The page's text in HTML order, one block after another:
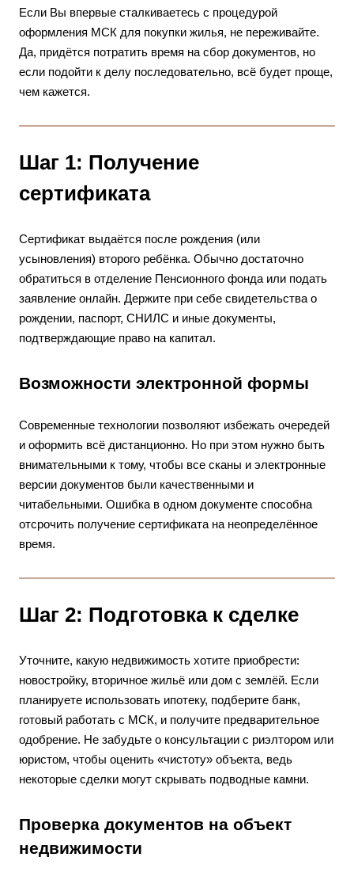
Если Вы впервые сталкиваетесь с процедурой
оформления МСК для покупки жилья, не переживайте.
Да, придётся потратить время на сбор документов, но
если подойти к делу последовательно, всё будет проще,
чем кажется.
Шаг 1: Получение
сертификата
Сертификат выдаётся после рождения (или
усыновления) второго ребёнка. Обычно достаточно
обратиться в отделение Пенсионного фонда или подать
заявление онлайн. Держите при себе свидетельства о
рождении, паспорт, СНИЛС и иные документы,
подтверждающие право на капитал.
Возможности электронной формы
Современные технологии позволяют избежать очередей
и оформить всё дистанционно. Но при этом нужно быть
внимательными к тому, чтобы все сканы и электронные
версии документов были качественными и
читабельными. Ошибка в одном документе способна
отсрочить получение сертификата на неопределённое
время.
Шаг 2: Подготовка к сделке
Уточните, какую недвижимость хотите приобрести:
новостройку, вторичное жильё или дом с землёй. Если
планируете использовать ипотеку, подберите банк,
готовый работать с МСК, и получите предварительное
одобрение. Не забудьте о консультации с риэлтором или
юристом, чтобы оценить «чистоту» объекта, ведь
некоторые сделки могут скрывать подводные камни.
Проверка документов на объект
недвижимости